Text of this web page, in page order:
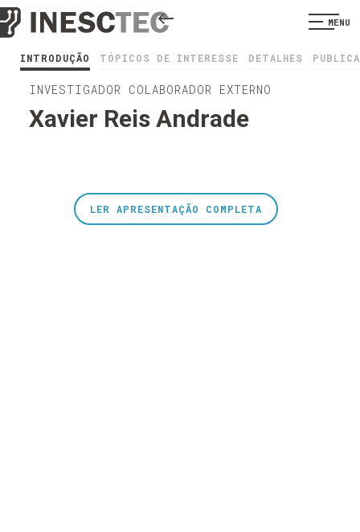
MENU
INTRODUÇÃO TÓPICOS DE INTERESSE DETALHES
INVESTIGADOR COLABORADOR EXTERNO
Xavier Reis Andrade
LER APRESENTAÇÃO COMPLETA